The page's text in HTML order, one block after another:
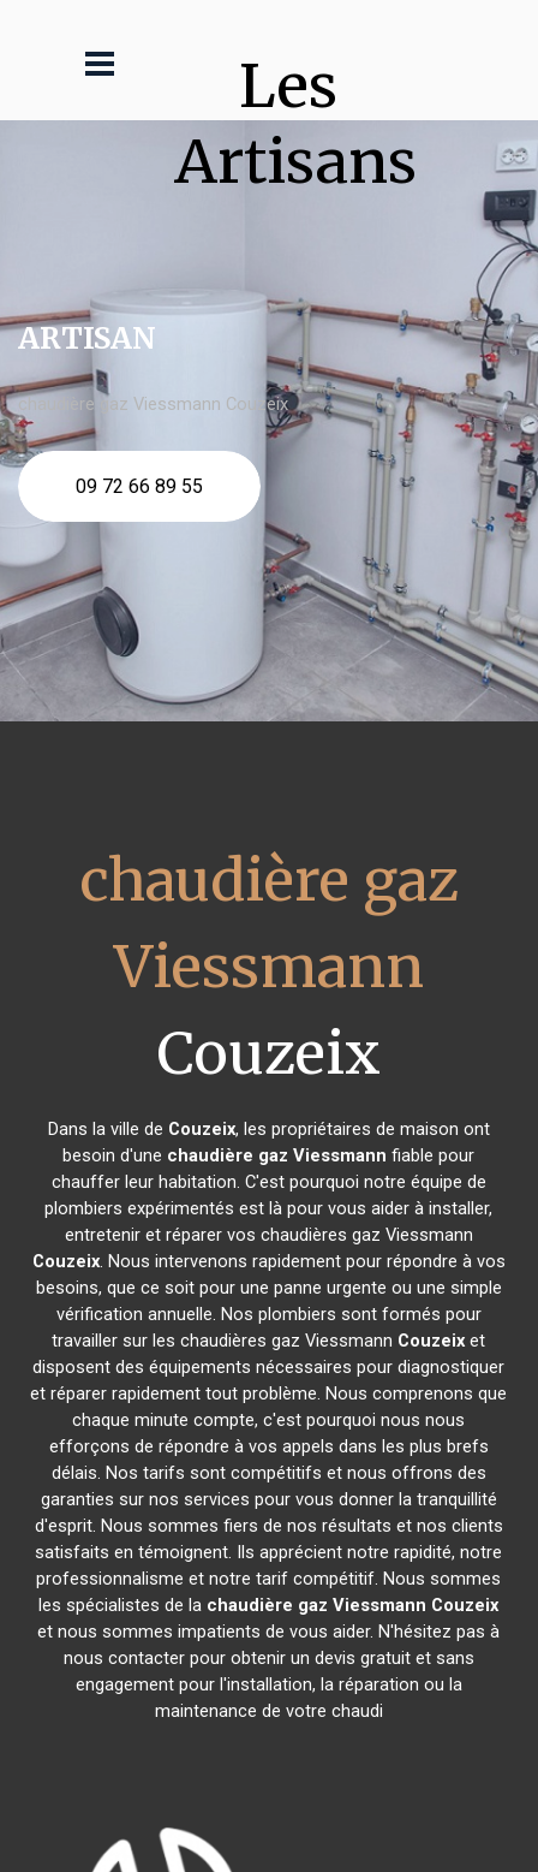
Les
Artisans
ARTISAN
chaudière gaz Viessmann Couzeix
09 72 66 89 55
chaudière gaz
Viessmann
Couzeix
Dans la ville de Couzeix, les propriétaires de maison ont
besoin d'une chaudière gaz Viessmann fiable pour
chauffer leur habitation. C'est pourquoi notre équipe de
plombiers expérimentés est là pour vous aider à installer,
entretenir et réparer vos chaudières gaz Viessmann
Couzeix. Nous intervenons rapidement pour répondre à vos
besoins, que ce soit pour une panne urgente ou une simple
vérification annuelle. Nos plombiers sont formés pour
travailler sur les chaudières gaz Viessmann Couzeix et
disposent des équipements nécessaires pour diagnostiquer
et réparer rapidement tout problème. Nous comprenons que
chaque minute compte, c'est pourquoi nous nous
efforçons de répondre à vos appels dans les plus brefs
délais. Nos tarifs sont compétitifs et nous offrons des
garanties sur nos services pour vous donner la tranquillité
d'esprit. Nous sommes fiers de nos résultats et nos clients
satisfaits en témoignent. Ils apprécient notre rapidité, notre
professionnalisme et notre tarif compétitif. Nous sommes
les spécialistes de la chaudière gaz Viessmann Couzeix
et nous sommes impatients de vous aider. N'hésitez pas à
nous contacter pour obtenir un devis gratuit et sans
engagement pour l'installation, la réparation ou la
maintenance de votre chaudi